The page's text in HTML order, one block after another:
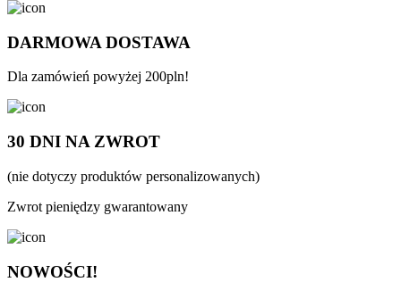
DARMOWA DOSTAWA
Dla zamówień powyżej 200pln!
30 DNI NA ZWROT
(nie dotyczy produktów personalizowanych)
Zwrot pieniędzy gwarantowany
NOWOŚCI!